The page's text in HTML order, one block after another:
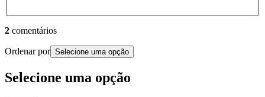
2 comentários
Ordenar por Selecione uma opção
Selecione uma opção